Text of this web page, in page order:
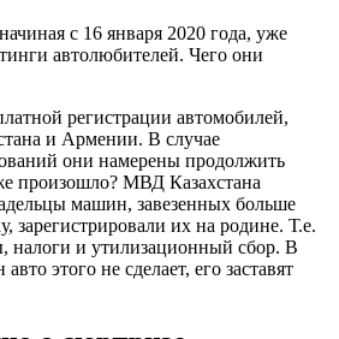
с 16 января 2020 года, уже
автолюбителей. Чего они
регистрации автомобилей,
и Армении. В случае
они намерены продолжить
произошло? МВД Казахстана
машин, завезенных больше
зарегистрировали их на родине. Т.е.
налоги и утилизационный сбор. В
этого не сделает, его заставят